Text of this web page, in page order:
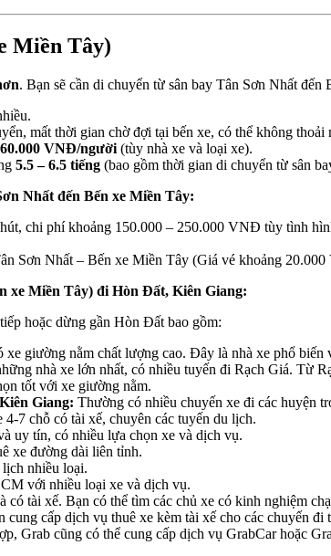
Miền Tây)
. Bạn sẽ cần di chuyển từ sân bay Tân Sơn Nhất
mất thời gian chờ đợi tại bến xe, có thể không
VNĐ/người (tùy nhà xe và loại xe).
5.5 – 6.5 tiếng (bao gồm thời gian di chuyển từ sân
Nhất đến Bến xe Miền Tây:
chi phí khoảng 150.000 – 250.000 VNĐ tùy tình
Sơn Nhất – Bến xe Miền Tây (Giá vé khoảng
xe Miền Tây) đi Hòn Đất, Kiên Giang:
hoặc dừng gần Hòn Đất bao gồm:
xe giường nằm chất lượng cao. Đây là nhà xe phổ
nhà xe lớn nhất, có nhiều tuyến đi Rạch Giá. Từ
tốt với xe giường nằm.
Giang: Thường có nhiều chuyến xe đi các huyện
4-7 chỗ có tài xế, chuyên các tuyến du lịch.
uy tín, có nhiều lựa chọn xe và dịch vụ.
xe đường dài liên tỉnh.
nhiều loại.
với nhiều loại xe và dịch vụ.
có tài xế. Bạn có thể tìm các chủ xe có kinh nghiệm
cấp dịch vụ thuê xe kèm tài xế cho các chuyến đi
Grab cũng có thể cung cấp dịch vụ GrabCar hoặc